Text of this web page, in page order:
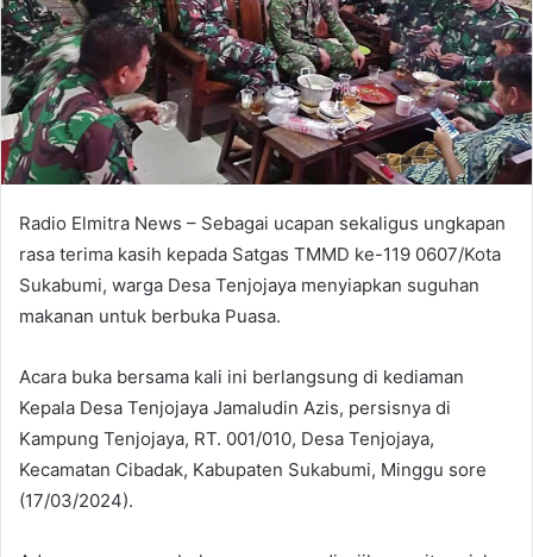
Radio Elmitra News – Sebagai ucapan sekaligus ungkapan
rasa terima kasih kepada Satgas TMMD ke-119 0607/Kota
Sukabumi, warga Desa Tenjojaya menyiapkan suguhan
makanan untuk berbuka Puasa.
Acara buka bersama kali ini berlangsung di kediaman
Kepala Desa Tenjojaya Jamaludin Azis, persisnya di
Kampung Tenjojaya, RT. 001/010, Desa Tenjojaya,
Kecamatan Cibadak, Kabupaten Sukabumi, Minggu sore
(17/03/2024).